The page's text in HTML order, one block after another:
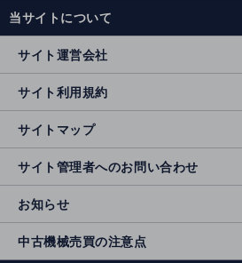
当サイトについて
サイト運営会社
サイト利用規約
サイトマップ
サイト管理者へのお問い合わせ
お知らせ
中古機械売買の注意点